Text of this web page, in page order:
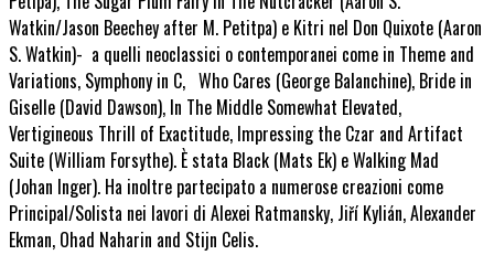
Watkin/Jason Beechey after M. Petitpa) e Kitri nel Don Quixote (Aaron
S. Watkin)- a quelli neoclassici o contemporanei come in Theme and
Variations, Symphony in C, Who Cares (George Balanchine), Bride in
Giselle (David Dawson), In The Middle Somewhat Elevated,
Vertigineous Thrill of Exactitude, Impressing the Czar and Artifact
Suite (William Forsythe). È stata Black (Mats Ek) e Walking Mad
(Johan Inger). Ha inoltre partecipato a numerose creazioni come
Principal/Solista nei lavori di Alexei Ratmansky, Jiří Kylián, Alexander
Ekman, Ohad Naharin and Stijn Celis.